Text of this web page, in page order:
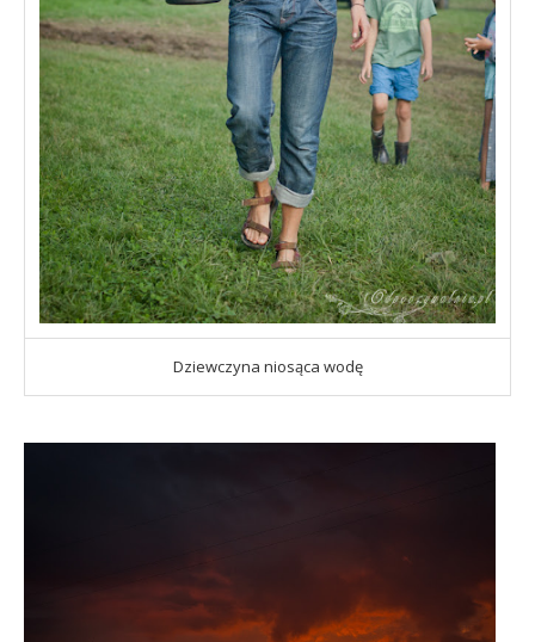
Dziewczyna niosąca wodę